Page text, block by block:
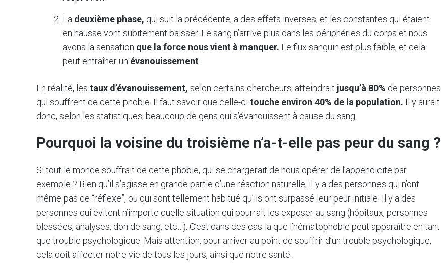
La deuxième phase, qui suit la précédente, a des effets inverses, et les constantes qui étaient
en hausse vont subitement baisser. Le sang n’arrive plus dans les périphéries du corps et nous
avons la sensation que la force nous vient à manquer. Le flux sanguin est plus faible, et cela
peut entraîner un évanouissement
En réalité, les taux d’évanouissement, selon certains chercheurs, atteindrait jusqu’à 80% de personnes
qui souffrent de cette phobie. Il faut savoir que celle-ci touche environ 40% de la population. Il y aurait
donc, selon les statistiques, beaucoup de gens qui s’évanouissent à cause du sang.
Pourquoi la voisine du troisième n’a-t-elle pas peur du sang ?
Si tout le monde souffrait de cette phobie, qui se chargerait de nous opérer de l’appendicite par
exemple ? Bien qu’il s’agisse en grande partie d’une réaction naturelle, il y a des personnes qui n’ont
même pas ce “réflexe”, ou qui sont tellement habitué qu’ils ont surpassé leur peur initiale. Il y a des
personnes qui évitent n’importe quelle situation qui pourrait les exposer au sang (hôpitaux, personnes
blessées, analyses, don de sang, etc…). C’est dans ces cas-là que l’hématophobie peut apparaître en tant
que trouble psychologique. Mais attention, pour arriver au point de souffrir d’un trouble psychologique,
cela doit affecter notre vie de tous les jours, ainsi que notre santé.